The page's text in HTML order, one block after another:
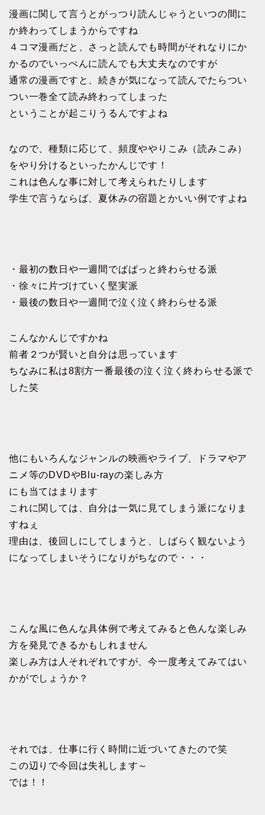
漫画に関して言うとがっつり読んじゃうといつの間に
か終わってしまうからですね
４コマ漫画だと、さっと読んでも時間がそれなりにか
かるのでいっぺんに読んでも大丈夫なのですが
通常の漫画ですと、続きが気になって読んでたらつい
つい一巻全て読み終わってしまった
ということが起こりうるんですよね
なので、種類に応じて、頻度ややりこみ（読みこみ）
をやり分けるといったかんじです！
これは色んな事に対して考えられたりします
学生で言うならば、夏休みの宿題とかいい例ですよね
・最初の数日や一週間でぱぱっと終わらせる派
・徐々に片づけていく堅実派
・最後の数日や一週間で泣く泣く終わらせる派
こんなかんじですかね
前者２つが賢いと自分は思っています
ちなみに私は8割方一番最後の泣く泣く終わらせる派で
した笑
他にもいろんなジャンルの映画やライブ、ドラマやア
ニメ等のDVDやBlu-rayの楽しみ方
にも当てはまります
これに関しては、自分は一気に見てしまう派になりま
すねぇ
理由は、後回しにしてしまうと、しばらく観ないよう
になってしまいそうになりがちなので・・・
こんな風に色んな具体例で考えてみると色んな楽しみ
方を発見できるかもしれません
楽しみ方は人それぞれですが、今一度考えてみてはい
かがでしょうか？
それでは、仕事に行く時間に近づいてきたので笑
この辺りで今回は失礼します～
では！！